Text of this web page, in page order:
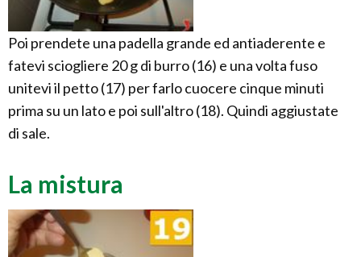
Poi prendete una padella grande ed antiaderente e
fatevi sciogliere 20 g di burro (16) e una volta fuso
unitevi il petto (17) per farlo cuocere cinque minuti
prima su un lato e poi sull'altro (18). Quindi aggiustate
di sale.
La mistura